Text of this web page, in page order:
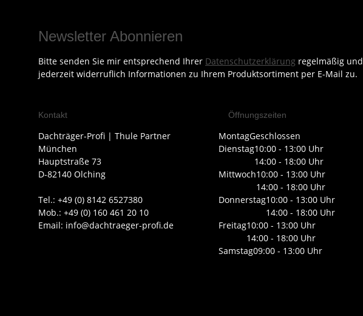
Newsletter Abonnieren
Bitte senden Sie mir entsprechend Ihrer Datenschutzerklärung regelmäßig und
jederzeit widerruflich Informationen zu Ihrem Produktsortiment per E-Mail zu.
Kontakt
Dachträger-Profi | Thule Partner
München
Hauptstraße 73
D-82140 Olching
Tel.: +49 (0) 8142 6527380
Mob.: +49 (0) 160 461 20 10
Email: info@dachtraeger-profi.de
Öffnungszeiten
MontagGeschlossen
Dienstag10:00 - 13:00 Uhr
14:00 - 18:00 Uhr
Mittwoch10:00 - 13:00 Uhr
14:00 - 18:00 Uhr
Donnerstag10:00 - 13:00 Uhr
14:00 - 18:00 Uhr
Freitag10:00 - 13:00 Uhr
14:00 - 18:00 Uhr
Samstag09:00 - 13:00 Uhr